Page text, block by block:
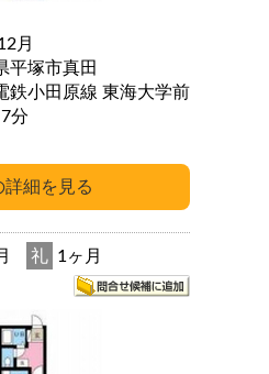
月
平塚市真田
鉄小田原線 東海大学前
駅 徒歩 7分
礼 1ヶ月